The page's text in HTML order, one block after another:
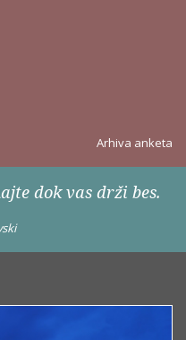
Arhiva anketa
dok vas drži bes.